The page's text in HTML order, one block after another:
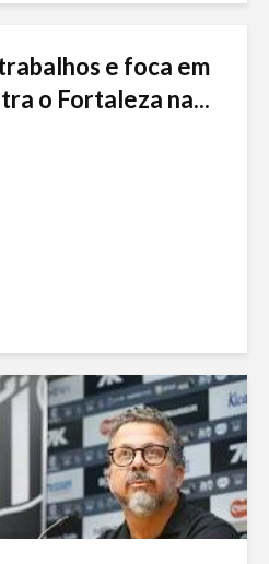
e foca em
o Fortaleza na...